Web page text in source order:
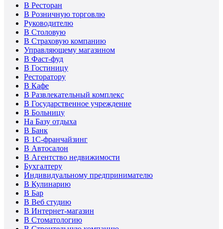
В Ресторан
В Розничную торговлю
Руководителю
В Столовую
В Страховую компанию
Управляющему магазином
В Фаст-фуд
В Гостиницу
Ресторатору
В Кафе
В Развлекательный комплекс
В Государственное учреждение
В Больницу
На Базу отдыха
В Банк
В 1С-франчайзинг
В Автосалон
В Агентство недвижимости
Бухгалтеру
Индивидуальному предпринимателю
В Кулинарию
В Бар
В Веб студию
В Интернет-магазин
В Стоматологию